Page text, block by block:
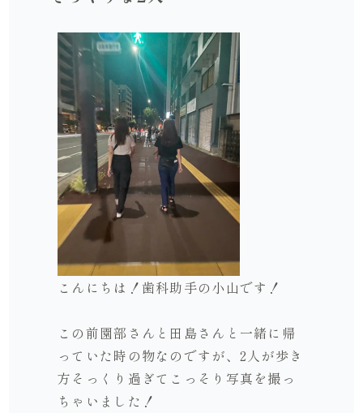
こんにちは！歯科助手の小山です！
この前園部さんと田島さんと一緒に帰
っていた時の物なのですが、2人が歩き
方そっくり過ぎてこっそり写真を撮っ
ちゃいました！